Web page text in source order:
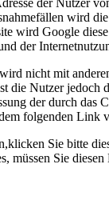
wird
wird Google
der
nicht mit
Nutzer
der durch
folgenden
klicken Sie bitte
müssen Sie